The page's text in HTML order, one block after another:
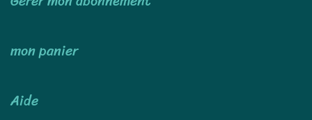
mon panier
Aide